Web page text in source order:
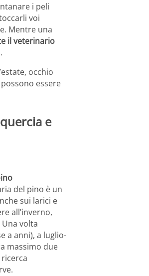
i peli
voi
Mentre una
il veterinario
occhio
essere
e
del pino è un
sui larici e
all’inverno,
volta
a anni), a luglio-
massimo due